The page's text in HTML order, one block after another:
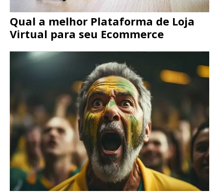
Qual a melhor Plataforma de Loja
Virtual para seu Ecommerce